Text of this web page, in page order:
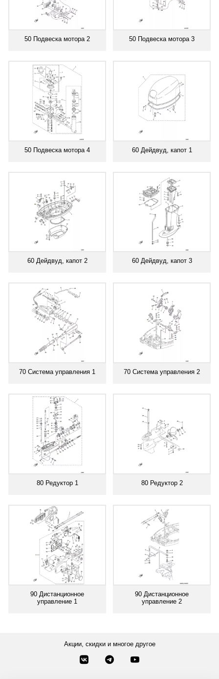
50 Подвеска мотора 2 50 Подвеска мотора 3
50 Подвеска мотора 4 60 Дейдвуд, капот 1
60 Дейдвуд, капот 2 60 Дейдвуд, капот 3
70 Система управления 1 70 Система управления 2
80 Редуктор 1 80 Редуктор 2
90 Дистанционное
управление 1
90 Дистанционное
управление 2
Акции, скидки и многое другое